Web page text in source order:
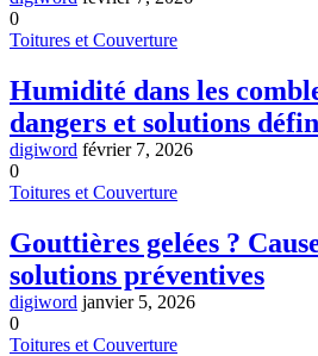
0
Toitures et Couverture
Humidité dans les
dangers et solutions
digiword février 7, 2026
0
Toitures et Couverture
Gouttières gelées ?
solutions préventives
digiword janvier 5, 2026
0
Toitures et Couverture